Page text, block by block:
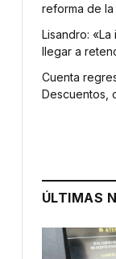
reforma de
Lisandro:
llegar a
Cuenta
Descuentos,
ÚLTIMAS